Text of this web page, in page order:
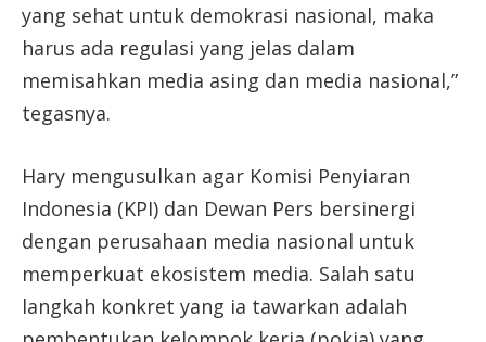
yang sehat untuk demokrasi nasional, maka
harus ada regulasi yang jelas dalam
memisahkan media asing dan media nasional,”
tegasnya.
Hary mengusulkan agar Komisi Penyiaran
Indonesia (KPI) dan Dewan Pers bersinergi
dengan perusahaan media nasional untuk
memperkuat ekosistem media. Salah satu
langkah konkret yang ia tawarkan adalah